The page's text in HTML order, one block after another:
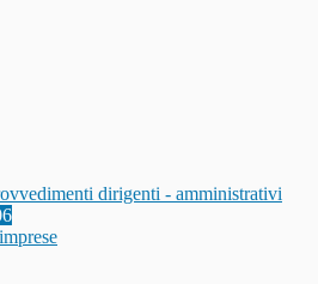
dirigenti - amministrativi